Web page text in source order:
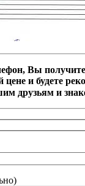
Вы
цене и будете
друзьям и